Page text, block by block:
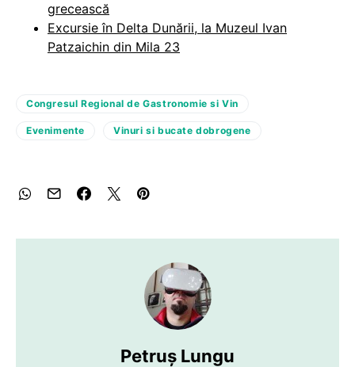
grecească
Excursie în Delta Dunării, la Muzeul Ivan
Patzaichin din Mila 23
Congresul Regional de Gastronomie si Vin
Evenimente Vinuri si bucate dobrogene
Petruș Lungu